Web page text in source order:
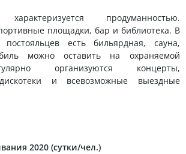
характеризуется продуманностью.
площадки, бар и библиотека. В
есть бильярдная, сауна,
можно оставить на охраняемой
организуются концерты,
и всевозможные выездные
2020 (сутки/чел.)